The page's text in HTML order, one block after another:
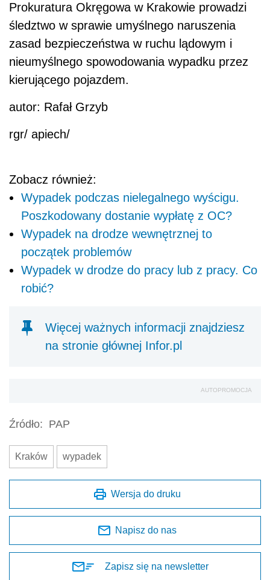
Prokuratura Okręgowa w Krakowie prowadzi
śledztwo w sprawie umyślnego naruszenia
zasad bezpieczeństwa w ruchu lądowym i
nieumyślnego spowodowania wypadku przez
kierującego pojazdem.
autor: Rafał Grzyb
rgr/ apiech/
Zobacz również:
Wypadek podczas nielegalnego wyścigu.
Poszkodowany dostanie wypłatę z OC?
Wypadek na drodze wewnętrznej to
początek problemów
Wypadek w drodze do pracy lub z pracy. Co
robić?
Więcej ważnych informacji znajdziesz
na stronie głównej Infor.pl
AUTOPROMOCJA
Źródło: PAP
Kraków wypadek
Wersja do druku
Napisz do nas
Zapisz się na newsletter